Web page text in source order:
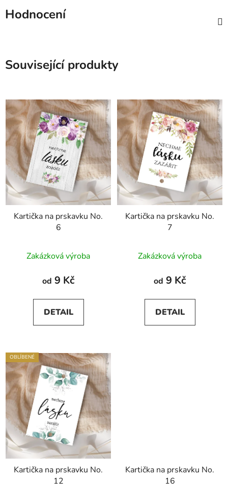
Hodnocení
Související produkty
Kartička na prskavku No.
6
Zakázková výroba
od 9 Kč
DETAIL
Kartička na prskavku No.
7
Zakázková výroba
od 9 Kč
DETAIL
OBLÍBENÉ
Kartička na prskavku No.
12
Kartička na prskavku No.
16